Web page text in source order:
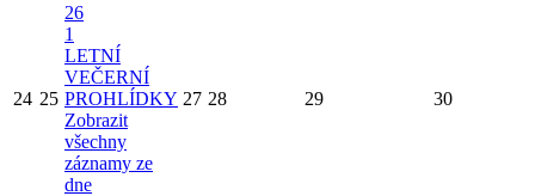
24 25
26
1
LETNÍ
VEČERNÍ
PROHLÍDKY
Zobrazit
všechny
záznamy ze
dne
27 28 29 30